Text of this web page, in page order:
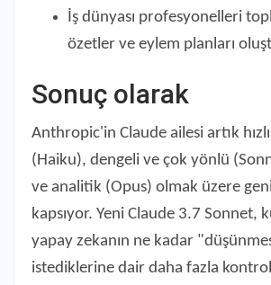
İş dünyası profesyonelleri
özetler ve eylem planları
Sonuç olarak
Anthropic'in Claude ailesi artık
(Haiku), dengeli ve çok yönlü
ve analitik (Opus) olmak üzere
kapsıyor. Yeni Claude 3.7 Sonnet,
yapay zekanın ne kadar
istediklerine dair daha fazla